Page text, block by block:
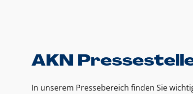
AKN
In unserem Pressebereich finden Sie